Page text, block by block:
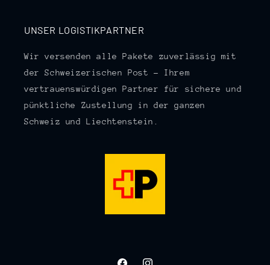
UNSER LOGISTIKPARTNER
Wir versenden alle Pakete zuverlässig mit
der Schweizerischen Post – Ihrem
vertrauenswürdigen Partner für sichere und
pünktliche Zustellung in der ganzen
Schweiz und Liechtenstein.